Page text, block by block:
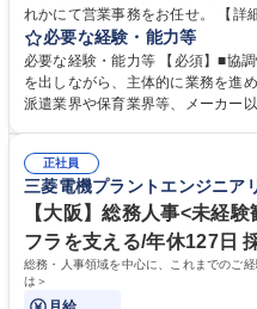
れかにて営業事務をお任せ。 【詳
の作成・カタログ送付・来客対応
善をお任せ。 【教育制度】ご入社後、育成担当とペアになりながらOJTに
て業務を覚えていただくことが可
れているため、スムーズに仕事に
募集職種 【大阪・京都・滋賀】営
必要な経験・能力等
必要な経験・能力等 【必須】■協
を出しながら、主体的に業務を進
派遣業界や保育業界等、メーカー
えて、お客様や社員の状況に合わ
待され。組織を支えるスペシャリ
社員から頼られる存在になること
務の持ち帰りも禁止されており、メ
歴・資格 学歴：大学院 大学 高専
正社員
三菱電機プラントエンジニア
【大阪】総務人事<未経
フラを支える/年休127日
総務・人事領域を中心に、これまでのご
は＞